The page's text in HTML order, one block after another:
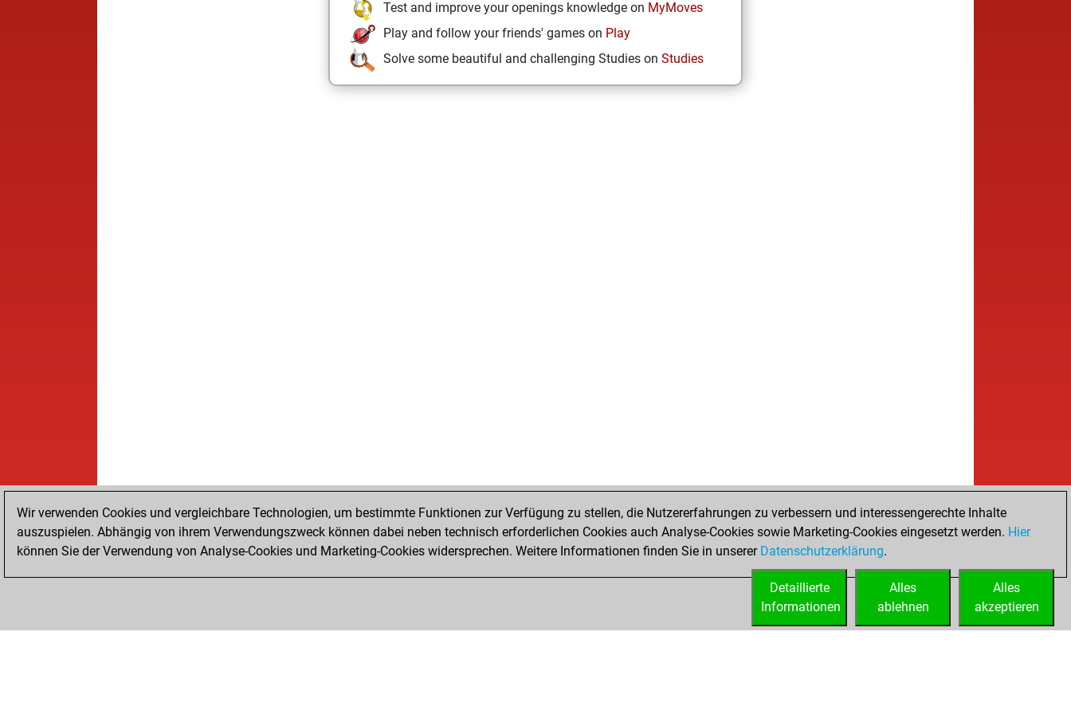
Test and improve your openings knowledge on MyMoves
Play and follow your friends' games on Play
Solve some beautiful and challenging Studies on Studies
Wir verwenden Cookies und vergleichbare Technologien, um bestimmte Funktionen zur Verfügung zu stellen, die Nutzererfahrungen zu verbessern und interessengerechte Inhalte
auszuspielen. Abhängig von ihrem Verwendungszweck können dabei neben technisch erforderlichen Cookies auch Analyse-Cookies sowie Marketing-Cookies eingesetzt werden. Hier
können Sie der Verwendung von Analyse-Cookies und Marketing-Cookies widersprechen. Weitere Informationen finden Sie in unserer Datenschutzerklärung.
Alles
akzeptieren
Alles
ablehnen
Detaillierte
Informationen